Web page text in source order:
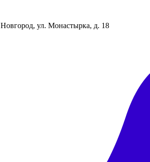
ул. Монастырка, д. 18